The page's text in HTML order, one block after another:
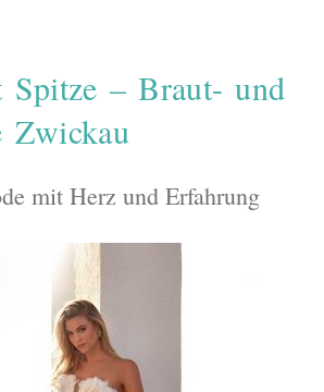
– Braut- und
Zwickau
mit Herz und Erfahrung